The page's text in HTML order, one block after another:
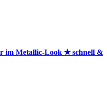
im Metallic-Look ✭ schnell &